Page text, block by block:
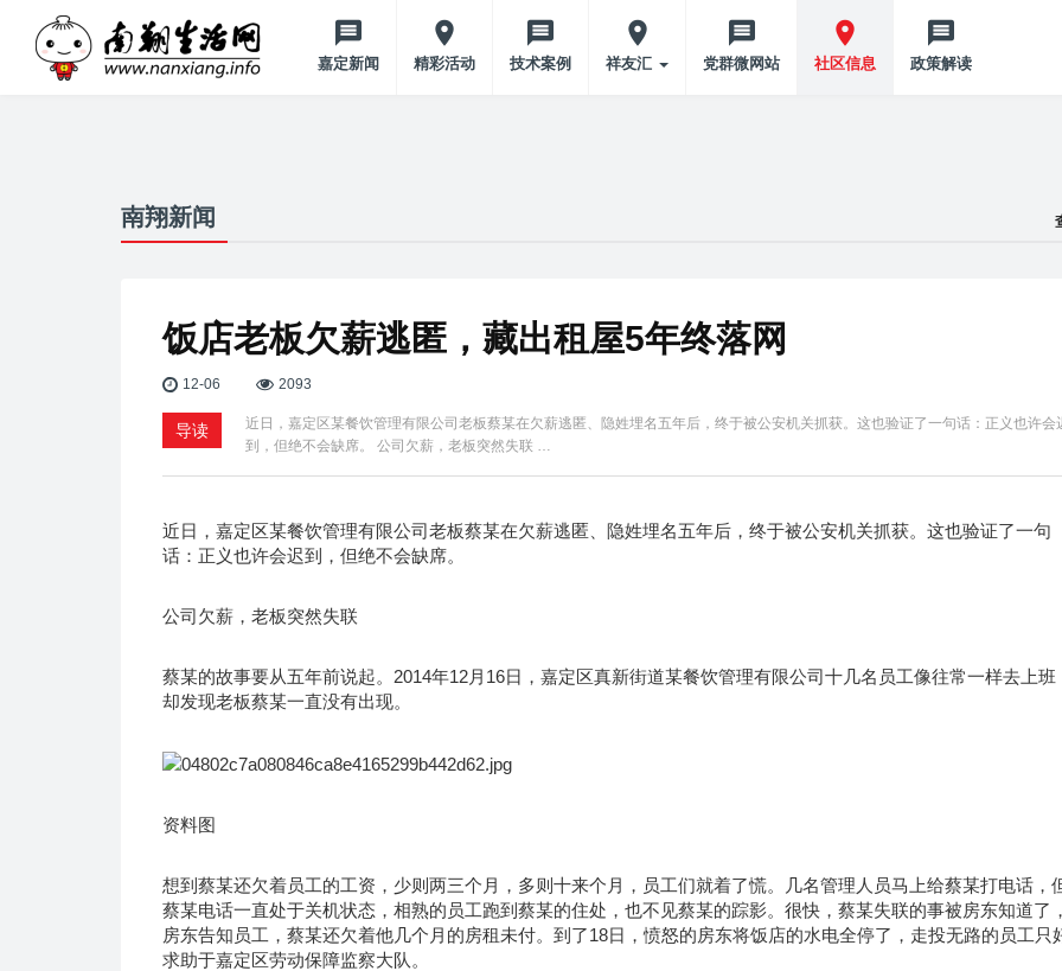
嘉定新闻 精彩活动 技术案例 祥友汇 党群微网站 社区信息 政策解读
南翔新闻
饭店老板欠薪逃匿，藏出租屋5年终落网
12-06 2093
导读
近日，嘉定区某餐饮管理有限公司老板蔡某在欠薪逃匿、隐姓埋名五年后，终于被公安机关抓获。这也验证了一句话：正义也许会
到，但绝不会缺席。 公司欠薪，老板突然失联 …
近日，嘉定区某餐饮管理有限公司老板蔡某在欠薪逃匿、隐姓埋名五年后，终于被公安机关抓获。这也验证了一句
话：正义也许会迟到，但绝不会缺席。
公司欠薪，老板突然失联
蔡某的故事要从五年前说起。2014年12月16日，嘉定区真新街道某餐饮管理有限公司十几名员工像往常一样去上班
却发现老板蔡某一直没有出现。
资料图
想到蔡某还欠着员工的工资，少则两三个月，多则十来个月，员工们就着了慌。几名管理人员马上给蔡某打电话，
蔡某电话一直处于关机状态，相熟的员工跑到蔡某的住处，也不见蔡某的踪影。很快，蔡某失联的事被房东知道了，
房东告知员工，蔡某还欠着他几个月的房租未付。到了18日，愤怒的房东将饭店的水电全停了，走投无路的员工只
求助于嘉定区劳动保障监察大队。